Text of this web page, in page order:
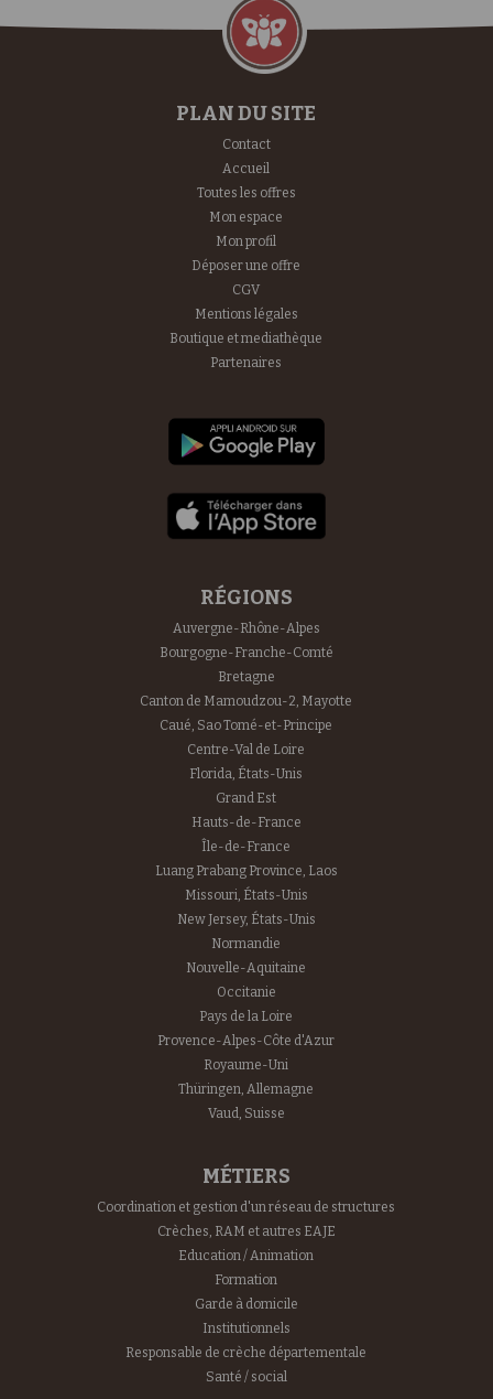
PLAN DU SITE
Contact
Accueil
Toutes les offres
Mon espace
Mon profil
Déposer une offre
CGV
Mentions légales
Boutique et mediathèque
Partenaires
RÉGIONS
Auvergne-Rhône-Alpes
Bourgogne-Franche-Comté
Bretagne
Canton de Mamoudzou-2, Mayotte
Caué, Sao Tomé-et-Principe
Centre-Val de Loire
Florida, États-Unis
Grand Est
Hauts-de-France
Île-de-France
Luang Prabang Province, Laos
Missouri, États-Unis
New Jersey, États-Unis
Normandie
Nouvelle-Aquitaine
Occitanie
Pays de la Loire
Provence-Alpes-Côte d'Azur
Royaume-Uni
Thüringen, Allemagne
Vaud, Suisse
MÉTIERS
Coordination et gestion d'un réseau de structures
Crèches, RAM et autres EAJE
Education / Animation
Formation
Garde à domicile
Institutionnels
Responsable de crèche départementale
Santé / social